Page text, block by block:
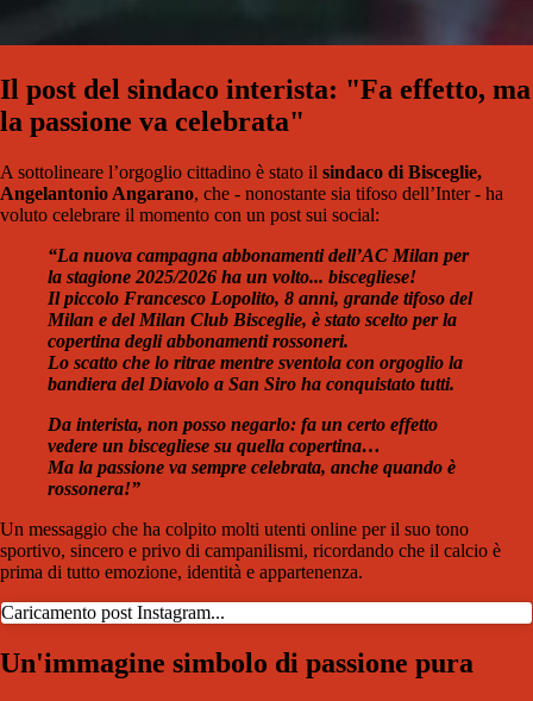
Il post del sindaco interista: "Fa effetto, ma
la passione va celebrata"
A sottolineare l’orgoglio cittadino è stato il sindaco di Bisceglie,
Angelantonio Angarano, che - nonostante sia tifoso dell’Inter - ha
voluto celebrare il momento con un post sui social:
“La nuova campagna abbonamenti dell’AC Milan per
la stagione 2025/2026 ha un volto... biscegliese!
Il piccolo Francesco Lopolito, 8 anni, grande tifoso del
Milan e del Milan Club Bisceglie, è stato scelto per la
copertina degli abbonamenti rossoneri.
Lo scatto che lo ritrae mentre sventola con orgoglio la
bandiera del Diavolo a San Siro ha conquistato tutti.
Da interista, non posso negarlo: fa un certo effetto
vedere un biscegliese su quella copertina…
Ma la passione va sempre celebrata, anche quando è
rossonera!”
Un messaggio che ha colpito molti utenti online per il suo tono
sportivo, sincero e privo di campanilismi, ricordando che il calcio è
prima di tutto emozione, identità e appartenenza.
Caricamento post Instagram...
Un'immagine simbolo di passione pura